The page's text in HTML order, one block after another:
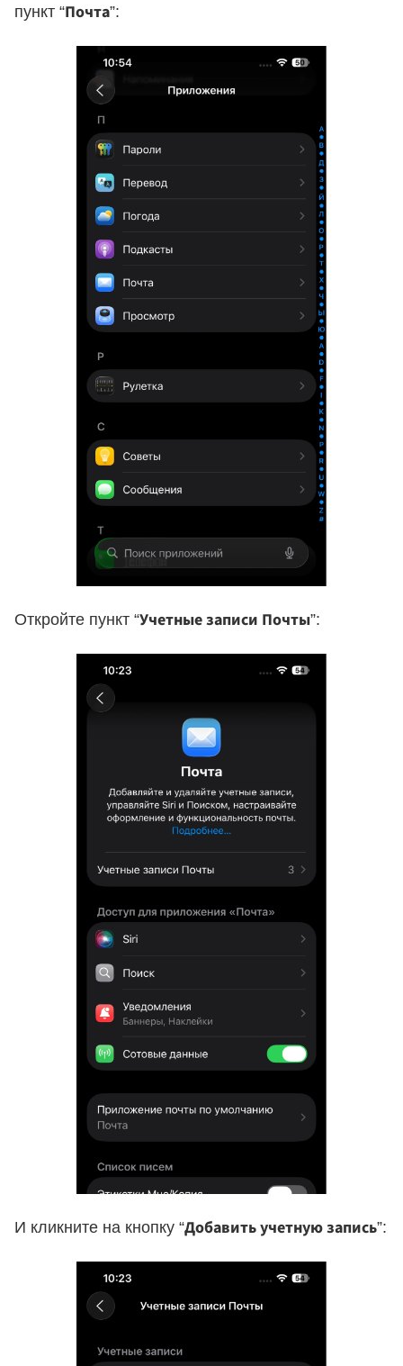
пункт “Почта”:
Откройте пункт “Учетные записи Почты”:
И кликните на кнопку “Добавить учетную запись”: